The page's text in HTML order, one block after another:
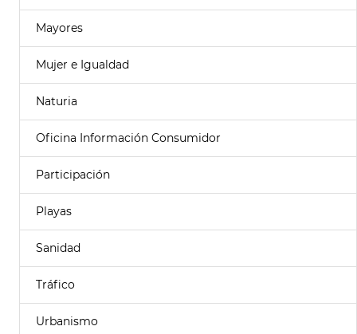
Mayores
Mujer e Igualdad
Naturia
Oficina Información Consumidor
Participación
Playas
Sanidad
Tráfico
Urbanismo